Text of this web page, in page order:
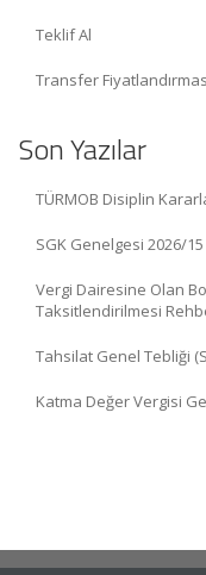
Teklif Al
Transfer
Son Yazılar
TÜRMOB Disiplin
SGK Genelgesi 2026/
Vergi Dairesine Olan
Taksitlendirilmesi
Tahsilat Genel Tebliği
Katma Değer Vergisi